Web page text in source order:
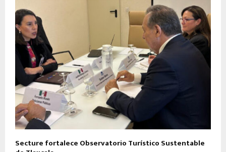
Secture fortalece Observatorio Turístico Sustentable